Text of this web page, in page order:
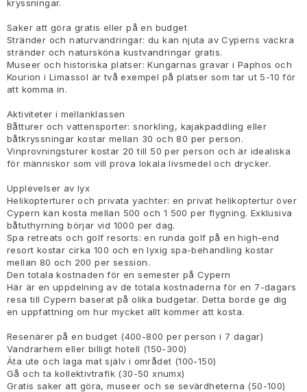
kryssningar.
Saker att göra gratis eller på en budget
Stränder och naturvandringar: du kan njuta av Cyperns vackra
stränder och natursköna kustvandringar gratis.
Museer och historiska platser: Kungarnas gravar i Paphos och
Kourion i Limassol är två exempel på platser som tar ut 5-10 för
att komma in.
Aktiviteter i mellanklassen
Båtturer och vattensporter: snorkling, kajakpaddling eller
båtkryssningar kostar mellan 30 och 80 per person.
Vinprovningsturer kostar 20 till 50 per person och är idealiska
för människor som vill prova lokala livsmedel och drycker.
Upplevelser av lyx
Helikopterturer och privata yachter: en privat helikoptertur över
Cypern kan kosta mellan 500 och 1 500 per flygning. Exklusiva
båtuthyrning börjar vid 1000 per dag.
Spa retreats och golf resorts: en runda golf på en high-end
resort kostar cirka 100 och en lyxig spa-behandling kostar
mellan 80 och 200 per session.
Den totala kostnaden för en semester på Cypern
Här är en uppdelning av de totala kostnaderna för en 7-dagars
resa till Cypern baserat på olika budgetar. Detta borde ge dig
en uppfattning om hur mycket allt kommer att kosta.
Resenärer på en budget (400-800 per person i 7 dagar)
Vandrarhem eller billigt hotell (150-300)
Äta ute och laga mat själv i området (100-150)
Gå och ta kollektivtrafik (30-50 xnumx)
Gratis saker att göra, museer och se sevärdheterna (50-100)